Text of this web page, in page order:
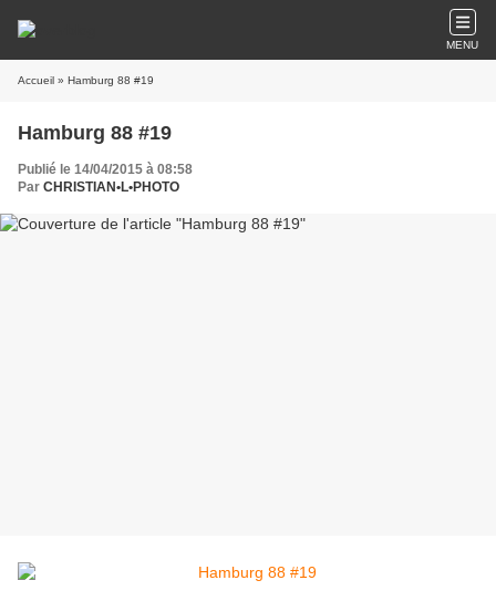
MENU
Accueil » Hamburg 88 #19
Hamburg 88 #19
Publié le 14/04/2015 à 08:58
Par CHRISTIAN•L•PHOTO